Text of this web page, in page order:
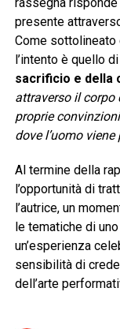
presente
Come
l’intento è quello
sacrificio e della
attraverso il corpo
proprie
dove l’uomo
Al termine della
l’opportunità di
l’autrice, un
le tematiche di
un’esperienza
sensibilità di
dell’arte